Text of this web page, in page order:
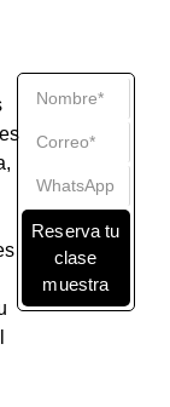
Reserva tu
clase
muestra